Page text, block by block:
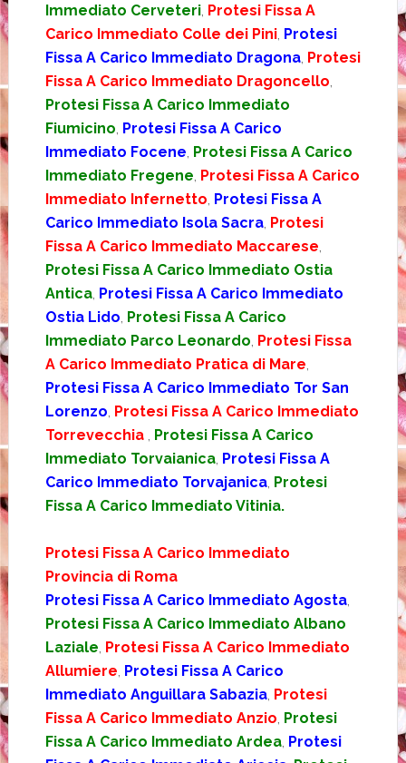
Immediato Cerveteri, Protesi Fissa A
Carico Immediato Colle dei Pini, Protesi
Fissa A Carico Immediato Dragona, Protesi
Fissa A Carico Immediato Dragoncello
Protesi Fissa A Carico Immediato
Fiumicino Protesi Fissa A Carico
Immediato Focene Protesi Fissa A Carico
Immediato Fregene Protesi Fissa A Carico
Immediato Infernetto Protesi Fissa A
Carico Immediato Isola Sacra, Protesi
Fissa A Carico Immediato Maccarese
Protesi Fissa A Carico Immediato Ostia
Antica, Protesi Fissa A Carico Immediato
Ostia Lido Protesi Fissa A Carico
Immediato Parco Leonardo Protesi Fissa
A Carico Immediato Pratica di Mare
Protesi Fissa A Carico Immediato Tor San
Lorenzo Protesi Fissa A Carico Immediato
Torrevecchia
Protesi Fissa A Carico
Immediato Torvaianica, Protesi Fissa A
Carico Immediato Torvajanica, Protesi
Fissa A Carico Immediato Vitinia.
Protesi Fissa A Carico Immediato
Provincia di Roma
Protesi Fissa A Carico Immediato Agosta,
Protesi Fissa A Carico Immediato Albano
Laziale Protesi Fissa A Carico Immediato
Allumiere Protesi Fissa A Carico
Immediato Anguillara Sabazia, Protesi
Fissa A Carico Immediato Anzio Protesi
Fissa A Carico Immediato Ardea, Protesi